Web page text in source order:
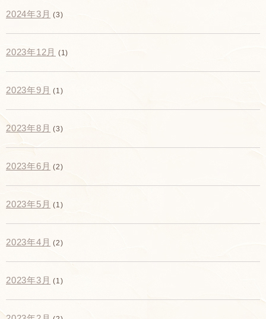
2024年3月 (3)
2023年12月 (1)
2023年9月 (1)
2023年8月 (3)
2023年6月 (2)
2023年5月 (1)
2023年4月 (2)
2023年3月 (1)